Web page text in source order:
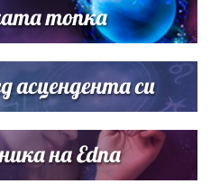
сватба, Стоичков и
с песен
топка
асцендента си
на Edna